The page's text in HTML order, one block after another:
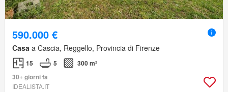
590.000 €
Casa a Cascia, Reggello, Provincia di Firenze
15 5
300 m²
30+ giorni fa
IDEALISTA.IT